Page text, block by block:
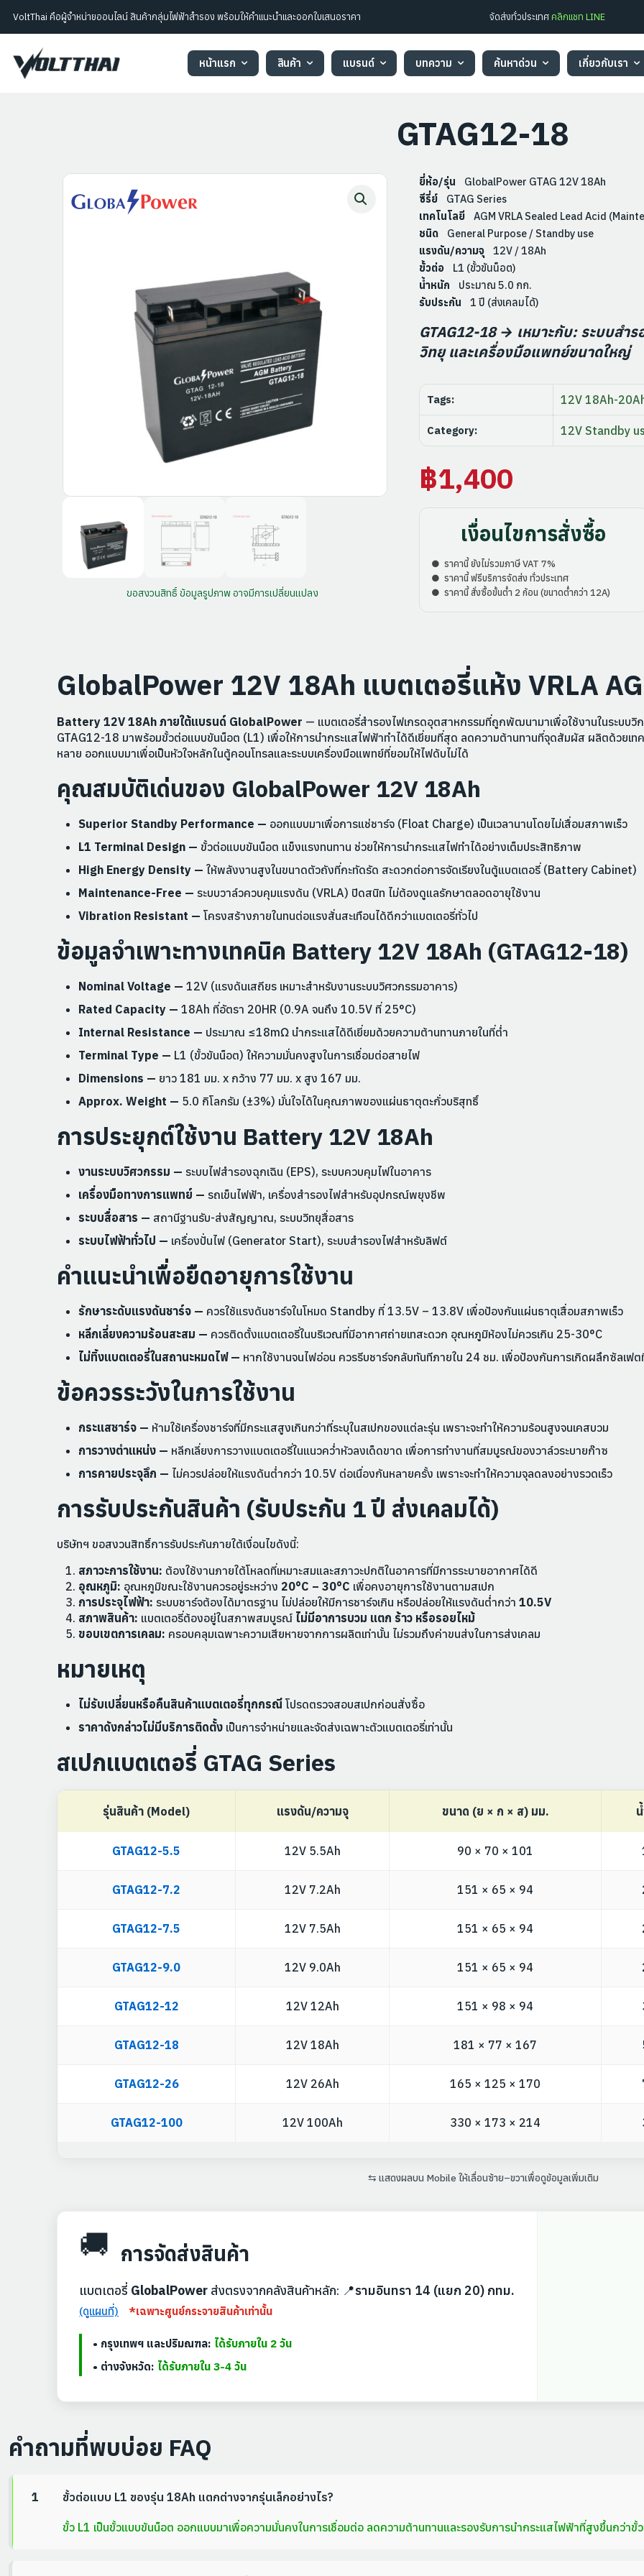
VoltThai คือผู้จำหน่ายออนไลน์ สินค้ากลุ่มไฟฟ้าสำรอง พร้อมให้คำแนะนำและออกใบเสนอราคา จัดส่งทั่วประเทศ คลิกแชท LINE
หน้าแรก สินค้า แบรนด์ บทความ ค้นหาด่วน เกี่ยวกับเรา
GTAG12-18
ขอสงวนสิทธิ์ ข้อมูลรูปภาพ อาจมีการเปลี่ยนแปลง
ยี่ห้อ/รุ่น
GlobalPower GTAG 12V 18Ah
ซีรี่ย์
GTAG Series
เทคโนโลยี
AGM VRLA Sealed Lead Acid
ชนิด
General Purpose / Standby use
แรงดัน/ความจุ
12V / 18Ah
ขั้วต่อ
L1 (ขั้วขันน็อต)
น้ำหนัก
ประมาณ 5.0 กก.
รับประกัน
1 ปี (ส่งเคลมได้)
GTAG12-18 → เหมาะกับ: ระบบสำ
วิทยุ และเครื่องมือแพทย์ขนาดใหญ่
Tags: 12V 18Ah-
Category: 12V Standby
฿1,400
เงื่อนไขการสั่งซื้อ
● ราคานี้ ยังไม่รวมภาษี VAT 7%
● ราคานี้ ฟรีบริการจัดส่ง ทั่วประเทศ
● ราคานี้ สั่งซื้อขั้นต่ำ 2 ก้อน (ขนาดต่ำกว่า 12A)
GlobalPower 12V 18Ah แบตเตอรี่แห้ง VRLA
Battery 12V 18Ah ภายใต้แบรนด์ GlobalPower — แบตเตอรี่สำรองไฟเกรดอุตสาหกรรมที่ถูกพัฒนามาเพื่อใช้งานในระบบ
GTAG12-18 มาพร้อมขั้วต่อแบบขันน็อต (L1) เพื่อให้การนำกระแสไฟฟ้าทำได้ดีเยี่ยมที่สุด ลดความต้านทานที่จุดสัมผัส ผลิตด้วยเ
หลาย ออกแบบมาเพื่อเป็นหัวใจหลักในตู้คอนโทรลและระบบเครื่องมือแพทย์ที่ยอมให้ไฟดับไม่ได้
คุณสมบัติเด่นของ GlobalPower 12V 18Ah
Superior Standby Performance — ออกแบบมาเพื่อการแช่ชาร์จ (Float Charge) เป็นเวลานานโดยไม่เสื่อมสภาพเร็ว
L1 Terminal Design — ขั้วต่อแบบขันน็อต แข็งแรงทนทาน ช่วยให้การนำกระแสไฟทำได้อย่างเต็มประสิทธิภาพ
High Energy Density — ให้พลังงานสูงในขนาดตัวถังที่กะทัดรัด สะดวกต่อการจัดเรียงในตู้แบตเตอรี่ (Battery Cabinet)
Maintenance-Free — ระบบวาล์วควบคุมแรงดัน (VRLA) ปิดสนิท ไม่ต้องดูแลรักษาตลอดอายุใช้งาน
Vibration Resistant — โครงสร้างภายในทนต่อแรงสั่นสะเทือนได้ดีกว่าแบตเตอรี่ทั่วไป
ข้อมูลจำเพาะทางเทคนิค Battery 12V 18Ah (GTAG12-18)
Nominal Voltage — 12V (แรงดันเสถียร เหมาะสำหรับงานระบบวิศวกรรมอาคาร)
Rated Capacity — 18Ah ที่อัตรา 20HR (0.9A จนถึง 10.5V ที่ 25°C)
Internal Resistance — ประมาณ ≤18mΩ นำกระแสได้ดีเยี่ยมด้วยความต้านทานภายในที่ต่ำ
Terminal Type — L1 (ขั้วขันน็อต) ให้ความมั่นคงสูงในการเชื่อมต่อสายไฟ
Dimensions — ยาว 181 มม. x กว้าง 77 มม. x สูง 167 มม.
Approx. Weight — 5.0 กิโลกรัม (±3%) มั่นใจได้ในคุณภาพของแผ่นธาตุตะกั่วบริสุทธิ์
การประยุกต์ใช้งาน Battery 12V 18Ah
งานระบบวิศวกรรม — ระบบไฟสำรองฉุกเฉิน (EPS), ระบบควบคุมไฟในอาคาร
เครื่องมือทางการแพทย์ — รถเข็นไฟฟ้า, เครื่องสำรองไฟสำหรับอุปกรณ์พยุงชีพ
ระบบสื่อสาร — สถานีฐานรับ-ส่งสัญญาณ, ระบบวิทยุสื่อสาร
ระบบไฟฟ้าทั่วไป — เครื่องปั่นไฟ (Generator Start), ระบบสำรองไฟสำหรับลิฟต์
คำแนะนำเพื่อยืดอายุการใช้งาน
รักษาระดับแรงดันชาร์จ — ควรใช้แรงดันชาร์จในโหมด Standby ที่ 13.5V – 13.8V เพื่อป้องกันแผ่นธาตุเสื่อมสภาพเร็ว
หลีกเลี่ยงความร้อนสะสม — ควรติดตั้งแบตเตอรี่ในบริเวณที่มีอากาศถ่ายเทสะดวก อุณหภูมิห้องไม่ควรเกิน 25-30°C
ไม่ทิ้งแบตเตอรี่ในสถานะหมดไฟ — หากใช้งานจนไฟอ่อน ควรรีบชาร์จกลับทันทีภายใน 24 ชม. เพื่อป้องกันการเกิดผลึกซัลเฟ
ข้อควรระวังในการใช้งาน
กระแสชาร์จ — ห้ามใช้เครื่องชาร์จที่มีกระแสสูงเกินกว่าที่ระบุในสเปกของแต่ละรุ่น เพราะจะทำให้ความร้อนสูงจนเคสบวม
การวางตำแหน่ง — หลีกเลี่ยงการวางแบตเตอรี่ในแนวคว่ำหัวลงเด็ดขาด เพื่อการทำงานที่สมบูรณ์ของวาล์วระบายก๊าซ
การคายประจุลึก — ไม่ควรปล่อยให้แรงดันต่ำกว่า 10.5V ต่อเนื่องกันหลายครั้ง เพราะจะทำให้ความจุลดลงอย่างรวดเร็ว
การรับประกันสินค้า (รับประกัน 1 ปี ส่งเคลมได้)
บริษัทฯ ขอสงวนสิทธิ์การรับประกันภายใต้เงื่อนไขดังนี้:
สภาวะการใช้งาน: ต้องใช้งานภายใต้โหลดที่เหมาะสมและสภาวะปกติในอาคารที่มีการระบายอากาศได้ดี
อุณหภูมิ: อุณหภูมิขณะใช้งานควรอยู่ระหว่าง 20°C – 30°C เพื่อคงอายุการใช้งานตามสเปก
การประจุไฟฟ้า: ระบบชาร์จต้องได้มาตรฐาน ไม่ปล่อยให้มีการชาร์จเกิน หรือปล่อยให้แรงดันต่ำกว่า10.5V
สภาพสินค้า: แบตเตอรี่ต้องอยู่ในสภาพสมบูรณ์ ไม่มีอาการบวม แตก ร้าว หรือรอยไหม้
ขอบเขตการเคลม: ครอบคลุมเฉพาะความเสียหายจากการผลิตเท่านั้น ไม่รวมถึงค่าขนส่งในการส่งเคลม
หมายเหตุ
ไม่รับเปลี่ยนหรือคืนสินค้าแบตเตอรี่ทุกกรณี โปรดตรวจสอบสเปกก่อนสั่งซื้อ
ราคาดังกล่าวไม่มีบริการติดตั้ง เป็นการจำหน่ายและจัดส่งเฉพาะตัวแบตเตอรี่เท่านั้น
สเปกแบตเตอรี่ GTAG Series
รุ่นสินค้า (Model) แรงดัน/ความจุ ขนาด (ย × ก × ส) มม.
GTAG12-5.5 12V 5.5Ah 90 × 70 × 101
GTAG12-7.2 12V 7.2Ah 151 × 65 × 94
GTAG12-7.5 12V 7.5Ah 151 × 65 × 94
GTAG12-9.0 12V 9.0Ah 151 × 65 × 94
GTAG12-12 12V 12Ah 151 × 98 × 94
GTAG12-18 12V 18Ah 181 × 77 × 167
GTAG12-26 12V 26Ah 165 × 125 × 170
GTAG12-100 12V 100Ah 330 × 173 × 214
⇆ แสดงผลบน Mobile ให้เลื่อนซ้าย–ขวาเพื่อดูข้อมูลเพิ่มเติม
🚚 การจัดส่งสินค้า
แบตเตอรี่ GlobalPower ส่งตรงจากคลังสินค้าหลัก: 📍รามอินทรา 14 (แยก 20) กทม.
(ดูแผนที่) *เฉพาะศูนย์กระจายสินค้าเท่านั้น
• กรุงเทพฯ และปริมณฑล: ได้รับภายใน 2 วัน
• ต่างจังหวัด: ได้รับภายใน 3-4 วัน
คำถามที่พบบ่อย FAQ
1 ขั้วต่อแบบ L1 ของรุ่น 18Ah แตกต่างจากรุ่นเล็กอย่างไร?
ขั้ว L1 เป็นขั้วแบบขันน็อต ออกแบบมาเพื่อความมั่นคงในการเชื่อมต่อ ลดความต้านทานและรองรับการนำกระแสไฟฟ้าที่สูงขึ้นกว่าขั้